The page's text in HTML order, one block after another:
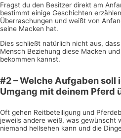
Fragst du den Besitzer direkt am
bestimmt einige Geschichten
Überraschungen und weißt von
seine Macken hat.
Dies schließt natürlich nicht aus,
Mensch Beziehung diese Macken
bekommen kannst.
#2 – Welche Aufgaben soll
Umgang mit deinem Pferd
Oft gehen Reitbeteiligung und
jeweils andere weiß, was gewünscht
niemand hellsehen kann und die